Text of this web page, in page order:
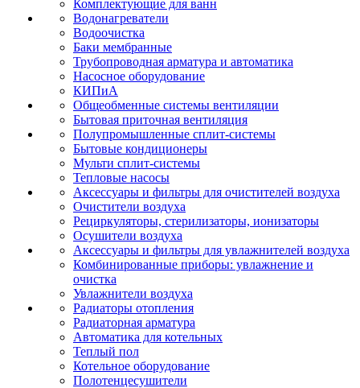
Комплектующие для ванн
Водонагреватели
Водоочистка
Баки мембранные
Трубопроводная арматура и автоматика
Насосное оборудование
КИПиА
Общеобменные системы вентиляции
Бытовая приточная вентиляция
Полупромышленные сплит-системы
Бытовые кондиционеры
Мульти сплит-системы
Тепловые насосы
Аксессуары и фильтры для очистителей воздуха
Очистители воздуха
Рециркуляторы, стерилизаторы, ионизаторы
Осушители воздуха
Аксессуары и фильтры для увлажнителей воздуха
Комбинированные приборы: увлажнение и
очистка
Увлажнители воздуха
Радиаторы отопления
Радиаторная арматура
Автоматика для котельных
Теплый пол
Котельное оборудование
Полотенцесушители